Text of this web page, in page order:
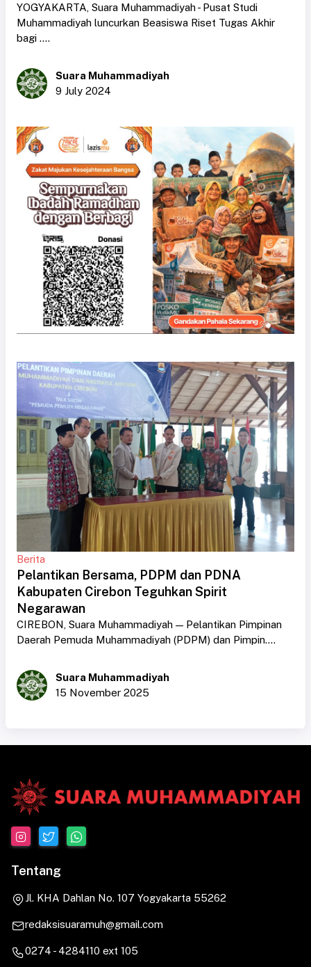
YOGYAKARTA, Suara Muhammadiyah - Pusat Studi
Muhammadiyah luncurkan Beasiswa Riset Tugas Akhir
bagi ....
Suara Muhammadiyah
9 July 2024
Berita
Pelantikan Bersama, PDPM dan PDNA
Kabupaten Cirebon Teguhkan Spirit
Negarawan
CIREBON, Suara Muhammadiyah — Pelantikan Pimpinan
Daerah Pemuda Muhammadiyah (PDPM) dan Pimpin....
Suara Muhammadiyah
15 November 2025
Tentang
Jl. KHA Dahlan No. 107 Yogyakarta 55262
redaksisuaramuh@gmail.com
0274 - 4284110 ext 105